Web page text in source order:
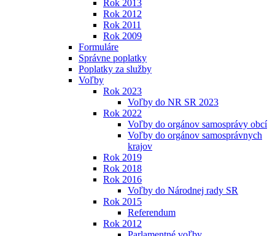
Rok 2013
Rok 2012
Rok 2011
Rok 2009
Formuláre
Správne poplatky
Poplatky za služby
Voľby
Rok 2023
Voľby do NR SR 2023
Rok 2022
Voľby do orgánov samosprávy obcí
Voľby do orgánov samosprávnych
krajov
Rok 2019
Rok 2018
Rok 2016
Voľby do Národnej rady SR
Rok 2015
Referendum
Rok 2012